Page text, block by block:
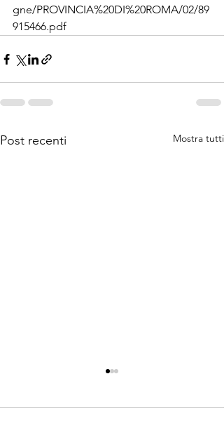
gne/PROVINCIA%20DI%20ROMA/02/89
915466.pdf
Post recenti Mostra tutti